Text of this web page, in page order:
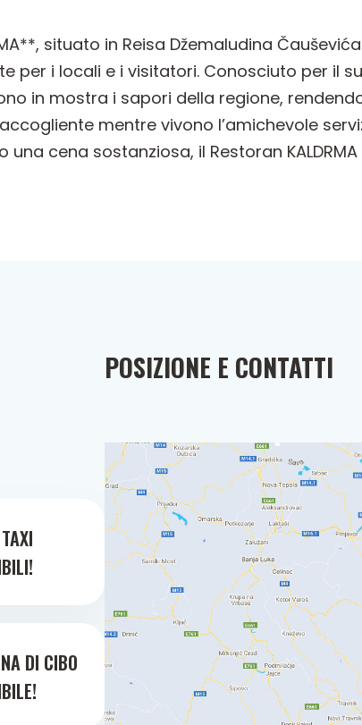
situato in Reisa Džemaludina
per i locali e i visitatori. Conosciuto per il
in mostra i sapori della regione,
mentre vivono l’amichevole
una cena sostanziosa, il Restoran
DI CIBO
POSIZIONE E CONTATTI